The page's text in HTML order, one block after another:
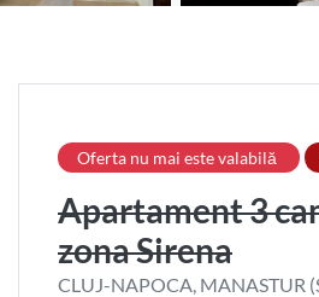
Oferta nu mai este valabilă
Apartament 3
zona Sirena
CLUJ-NAPOCA, MANASTUR